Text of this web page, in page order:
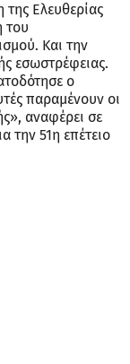
της Ελευθερίας
του
Και την
εσωστρέφειας.
ο
παραμένουν οι
αναφέρει σε
την 51η επέτειο